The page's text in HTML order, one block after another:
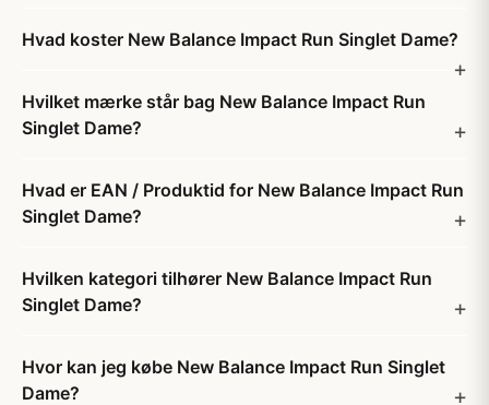
Hvad koster New Balance Impact Run Singlet Dame?
Hvilket mærke står bag New Balance Impact Run
Singlet Dame?
Hvad er EAN / Produktid for New Balance Impact Run
Singlet Dame?
Hvilken kategori tilhører New Balance Impact Run
Singlet Dame?
Hvor kan jeg købe New Balance Impact Run Singlet
Dame?